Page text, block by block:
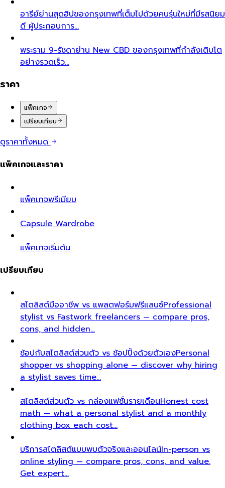
อารีย์ย่านสุดฮิปของกรุงเทพที่เต็มไปด้วยคนรุ่นใหม่ที่มีรสนิยม
ดี ผู้ประกอบการ…
พระราม 9-รัชดาย่าน New CBD ของกรุงเทพที่กำลังเติบโต
อย่างรวดเร็ว…
ราคา
แพ็คเกจ
เปรียบเทียบ
ดูราคาทั้งหมด
แพ็คเกจและราคา
แพ็คเกจพรีเมียม
Capsule Wardrobe
แพ็คเกจเริ่มต้น
เปรียบเทียบ
สไตลิสต์มืออาชีพ vs แพลตฟอร์มฟรีแลนซ์Professional
stylist vs Fastwork freelancers — compare pros,
cons, and hidden…
ช้อปกับสไตลิสต์ส่วนตัว vs ช้อปปิ้งด้วยตัวเองPersonal
shopper vs shopping alone — discover why hiring
a stylist saves time…
สไตลิสต์ส่วนตัว vs กล่องแฟชั่นรายเดือนHonest cost
math — what a personal stylist and a monthly
clothing box each cost…
บริการสไตลิสต์แบบพบตัวจริงและออนไลน์In-person vs
online styling — compare pros, cons, and value.
Get expert…